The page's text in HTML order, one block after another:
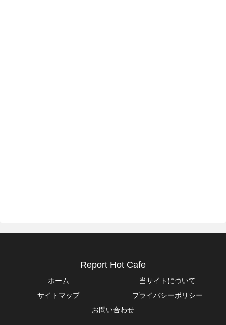
Report Hot Cafe
ホーム
当サイトについて
サイトマップ
プライバシーポリシー
お問い合わせ